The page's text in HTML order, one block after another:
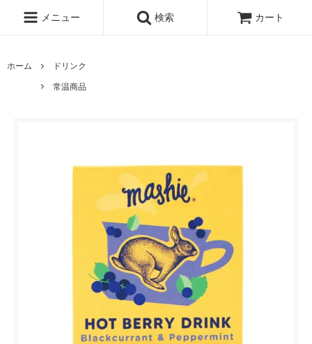
メニュー 検索 カート
ホーム
ドリンク
常温商品